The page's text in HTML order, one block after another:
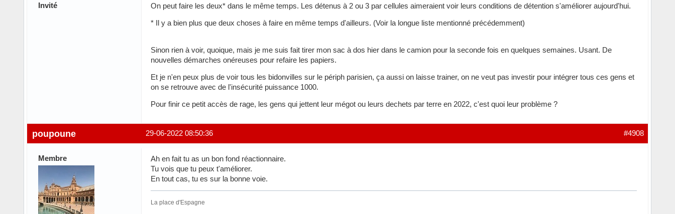
Invité
On peut faire les deux* dans le même temps. Les détenus à 2 ou 3 par cellules aimeraient voir leurs conditions de détention s'améliorer aujourd'hui.
* Il y a bien plus que deux choses à faire en même temps d'ailleurs. (Voir la longue liste mentionné précédemment)
Sinon rien à voir, quoique, mais je me suis fait tirer mon sac à dos hier dans le camion pour la seconde fois en quelques semaines. Usant. De
nouvelles démarches onéreuses pour refaire les papiers.
Et je n'en peux plus de voir tous les bidonvilles sur le périph parisien, ça aussi on laisse trainer, on ne veut pas investir pour intégrer tous ces gens et
on se retrouve avec de l'insécurité puissance 1000.
Pour finir ce petit accès de rage, les gens qui jettent leur mégot ou leurs dechets par terre en 2022, c'est quoi leur problème ?
#4908
29-06-2022 08:50:36
poupoune
Membre
Ah en fait tu as un bon fond réactionnaire.
Tu vois que tu peux t'améliorer.
En tout cas, tu es sur la bonne voie.
La place d'Espagne